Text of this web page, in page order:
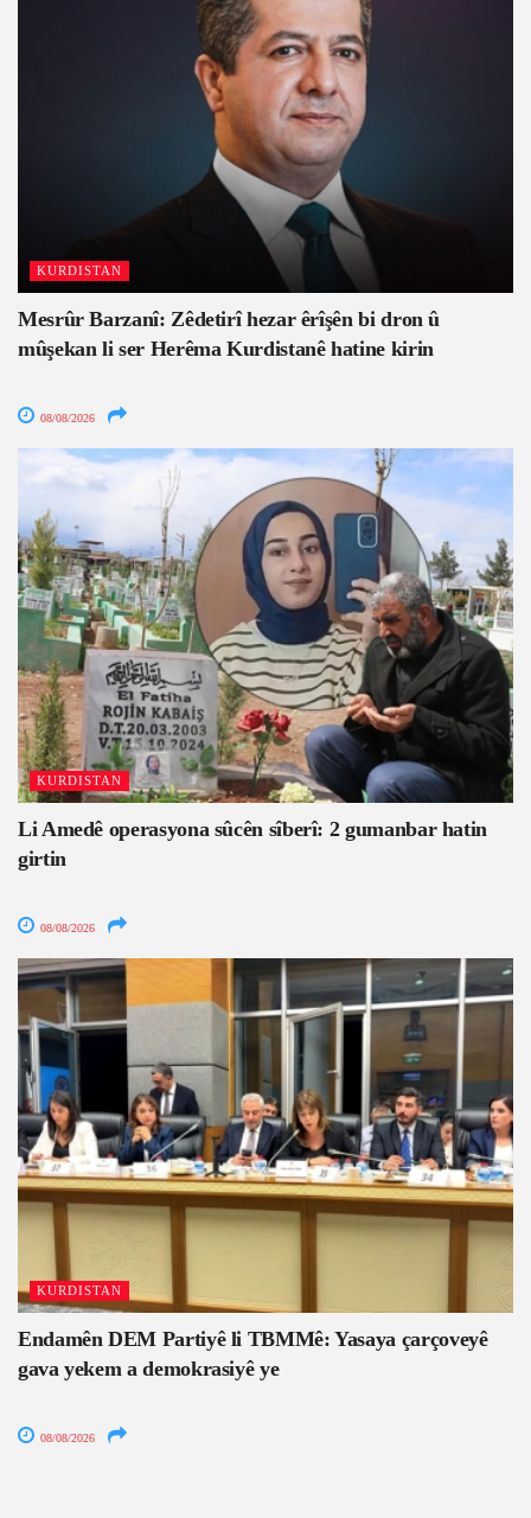
KURDISTAN
Mesrûr Barzanî: Zêdetirî hezar êrîşên bi dron û
mûşekan li ser Herêma Kurdistanê hatine kirin
08/08/2026
KURDISTAN
Li Amedê operasyona sûcên sîberî: 2 gumanbar hatin
girtin
08/08/2026
KURDISTAN
Endamên DEM Partiyê li TBMMê: Yasaya çarçoveyê
gava yekem a demokrasiyê ye
08/08/2026